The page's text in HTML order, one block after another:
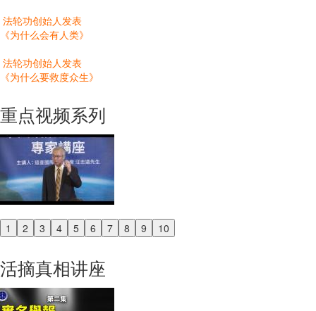
法轮功创始人发表
《为什么会有人类》
法轮功创始人发表
《为什么要救度众生》
重点视频系列
1 2 3 4 5 6 7 8 9 10
Previous
活摘真相讲座